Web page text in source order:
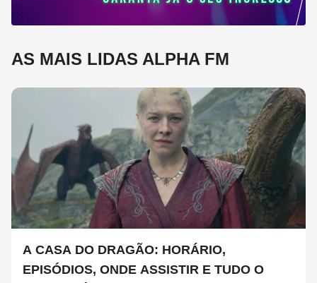
AS MAIS LIDAS ALPHA FM
A CASA DO DRAGÃO: HORÁRIO,
EPISÓDIOS, ONDE ASSISTIR E TUDO O